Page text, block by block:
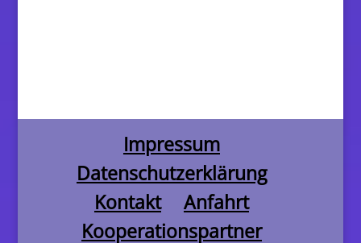
Impressum
Datenschutzerklärung
Kontakt
Anfahrt
Kooperationspartner